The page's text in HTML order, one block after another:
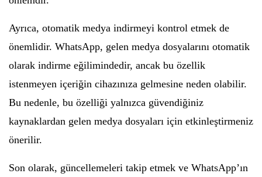
Ayrıca, otomatik medya indirmeyi kontrol etmek de
önemlidir. WhatsApp, gelen medya dosyalarını otomatik
olarak indirme eğilimindedir, ancak bu özellik
istenmeyen içeriğin cihazınıza gelmesine neden olabilir.
Bu nedenle, bu özelliği yalnızca güvendiğiniz
kaynaklardan gelen medya dosyaları için etkinleştirmeniz
önerilir.
Son olarak, güncellemeleri takip etmek ve WhatsApp’ın